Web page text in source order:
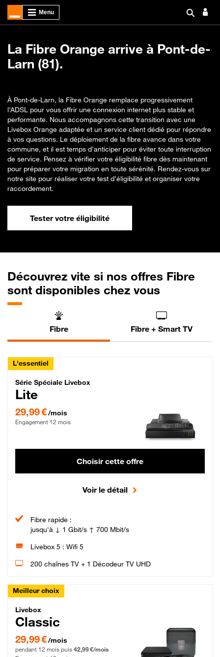
La Fibre Orange arrive à Pont-de-
Larn (81).
À Pont-de-Larn, la Fibre Orange remplace progressivement
l’ADSL pour vous offrir une connexion internet plus stable et
performante. Nous accompagnons cette transition avec une
Livebox Orange adaptée et un service client dédié pour répondre
à vos questions. Le déploiement de la fibre avance dans votre
commune, et il est temps d’anticiper pour éviter toute interruption
de service. Pensez à vérifier votre éligibilité fibre dès maintenant
pour préparer votre migration en toute sérénité. Rendez-vous sur
notre site pour réaliser votre test d’éligibilité et organiser votre
raccordement.
Tester votre éligibilité
Découvrez vite si nos offres Fibre
sont disponibles chez vous
Fibre Fibre + Smart TV
L'essentiel
Série Spéciale Livebox Lite Fibre
Série Spéciale Livebox
Lite
29,99 €/mois
Engagement 12 mois
Choisir cette offre
Voir le détail
Fibre rapide :
jusqu'à ↓ 1 Gbit/s ↑ 700 Mbit/s
Livebox 5 : Wifi 5
200 chaînes TV + 1 Décodeur TV UHD
Meilleur choix
Livebox Classic Fibre
Livebox
Classic
29,99 € par mois pendant 12 mois puis 42,99 € par mois, Engagement 12 mois
29,99 €/mois
pendant 12 mois puis 42,99 €/mois